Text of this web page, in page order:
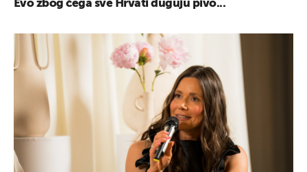
Evo zbog čega sve Hrvati duguju pivo...